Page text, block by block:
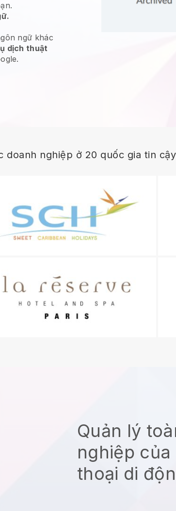
ngữ khác
dịch thuật
doanh nghiệp ở 20 quốc gia tin cậy
Quản lý
nghiệp
thoại di